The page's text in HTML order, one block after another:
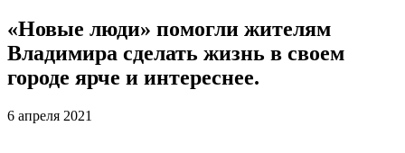
«Новые люди» помогли жителям
Владимира сделать жизнь в своем
городе ярче и интереснее.
6 апреля 2021